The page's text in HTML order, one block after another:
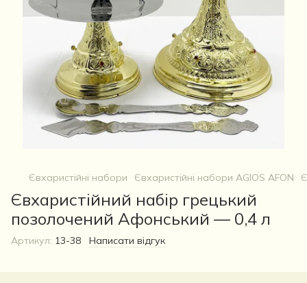
Євхаристійні набори Євхаристійні набори AGIOS AFON
Євхаристійний набір грецький
позолочений Афонський — 0,4 л
Артикул: 13-38 Написати відгук